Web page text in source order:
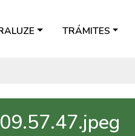
TRÁMITES